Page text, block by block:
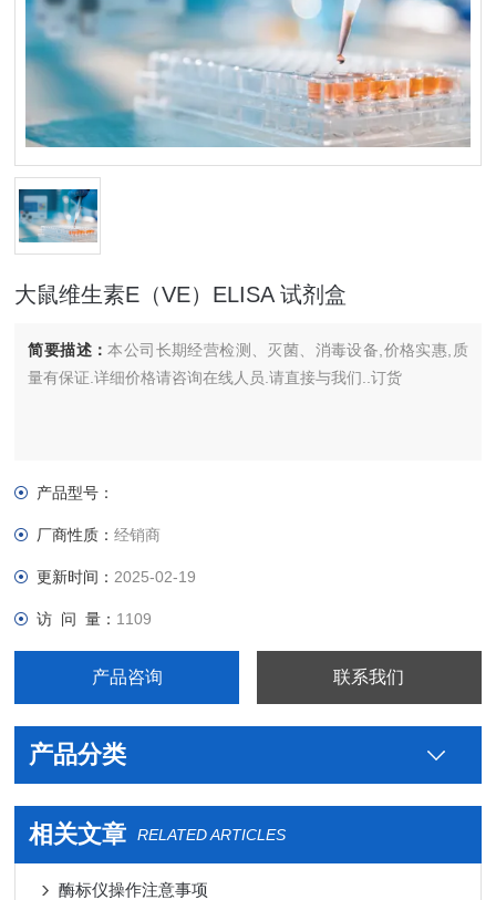
大鼠维生素E（VE）ELISA 试剂盒
简要描述：本公司长期经营检测、灭菌、消毒设备,价格实惠,质
量有保证.详细价格请咨询在线人员.请直接与我们..订货
产品型号：
厂商性质：经销商
更新时间： 2025-02-19
访 问 量： 1109
产品咨询 联系我们
产品分类
相关文章 RELATED ARTICLES
酶标仪操作注意事项